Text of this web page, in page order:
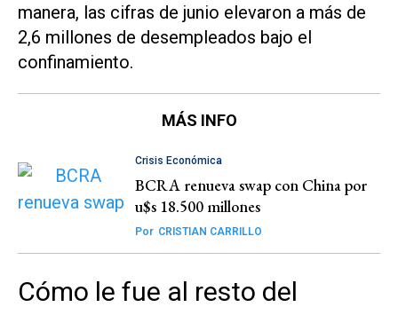
manera, las cifras de junio elevaron a más de
2,6 millones de desempleados bajo el
confinamiento.
MÁS INFO
Crisis Económica
BCRA renueva swap con China por
u$s 18.500 millones
Por CRISTIAN CARRILLO
Cómo le fue al resto del